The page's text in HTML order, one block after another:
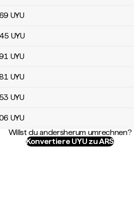
UYU
UYU
UYU
UYU
UYU
UYU
Willst du andersherum umrechnen?
Konvertiere UYU zu ARS